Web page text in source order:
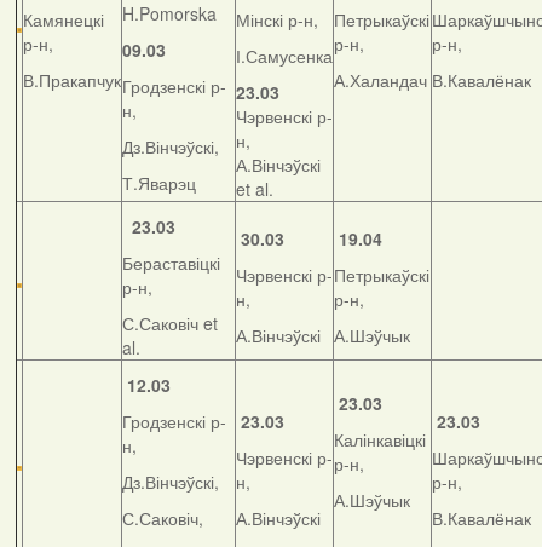
Камянецкі
р-н,
В.Пракапчук
H.Pomorska
09.03
Гродзенскі р-
н,
Дз.Вінчэўскі,
Т.Яварэц
Мінскі р-н,
І.Самусенка
23.03
Чэрвенскі р-
н,
А.Вінчэўскі
et al.
Петрыкаўскі
р-н,
А.Халандач
р-н,
В.Кавалёнак
23.03
Бераставіцкі
р-н,
С.Саковіч et
al.
30.03
Чэрвенскі р-
н,
А.Вінчэўскі
19.04
Петрыкаўскі
р-н,
А.Шэўчык
12.03
Гродзенскі р-
н,
Дз.Вінчэўскі,
С.Саковіч,
23.03
Чэрвенскі р-
н,
А.Вінчэўскі
23.03
Калінкавіцкі
р-н,
А.Шэўчык
23.03
р-н,
В.Кавалёнак